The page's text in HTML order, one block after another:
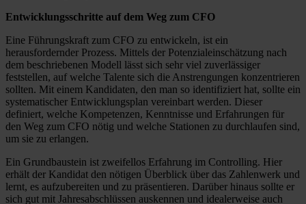
Entwicklungsschritte auf dem Weg zum CFO
Eine Führungskraft zum CFO zu entwickeln, ist ein
herausfordernder Prozess. Mittels der Potenzialeinschätzung nach
dem beschriebenen Modell lässt sich sehr viel zuverlässiger
feststellen, auf welche Talente sich die Anstrengungen konzentrieren
sollten. Mit einem Kandidaten, den man so identifiziert hat, sollte ein
systematischer Entwicklungsplan vereinbart werden. Dieser
definiert, welche Kompetenzen, Kenntnisse und Erfahrungen für
den Weg zum CFO nötig und welche Stationen zu durchlaufen sind,
um sie zu erlangen.
Ein Grundbaustein ist zweifellos Erfahrung im Controlling. Hier
erhält der Kandidat den nötigen Überblick über das Zahlenwerk und
lernt, es aufzubereiten und zu präsentieren. Darüber hinaus sollte er
sich gut mit Jahresabschlüssen auskennen und idealerweise auch